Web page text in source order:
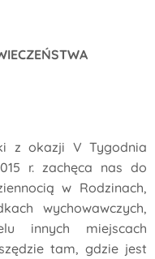
z okazji V Tygodnia
r. zachęca nas do
w Rodzinach,
wychowawczych,
innych miejscach
tam, gdzie jest